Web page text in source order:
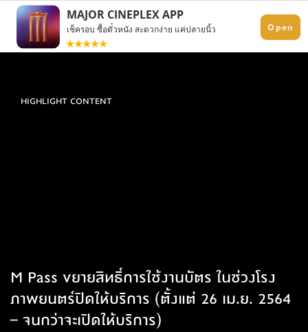
HIGHLIGHT CONTENT
M Pass ขยายสิทธิ์การใช้งานบัตร ในช่วงโรง
ภาพยนตร์ปิดให้บริการ (ตั้งแต่ 26 เม.ย. 2564
– จนกว่าจะเปิดให้บริการ)